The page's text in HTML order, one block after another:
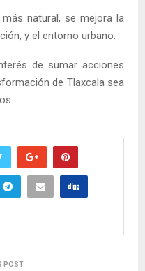
natural, se mejora la
y el entorno urbano.
de sumar acciones
de Tlaxcala sea
POST